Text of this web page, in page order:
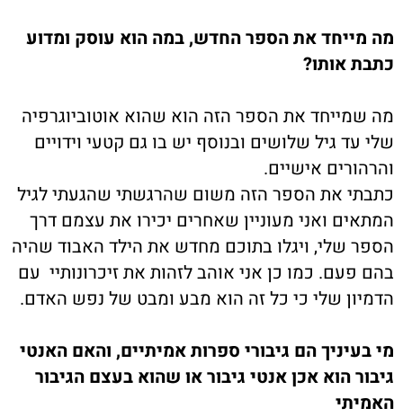
מה מייחד את הספר החדש, במה הוא עוסק ומדוע
כתבת אותו?
מה שמייחד את הספר הזה הוא שהוא אוטוביוגרפיה
שלי עד גיל שלושים ובנוסף יש בו גם קטעי וידויים
והרהורים אישיים.
כתבתי את הספר הזה משום שהרגשתי שהגעתי לגיל
המתאים ואני מעוניין שאחרים יכירו את עצמם דרך
הספר שלי, ויגלו בתוכם מחדש את הילד האבוד שהיה
בהם פעם. כמו כן אני אוהב לזהות את זיכרונותיי עם
הדמיון שלי כי כל זה הוא מבע ומבט של נפש האדם.
מי בעיניך הם גיבורי ספרות אמיתיים, והאם האנטי
גיבור הוא אכן אנטי גיבור או שהוא בעצם הגיבור
האמיתי